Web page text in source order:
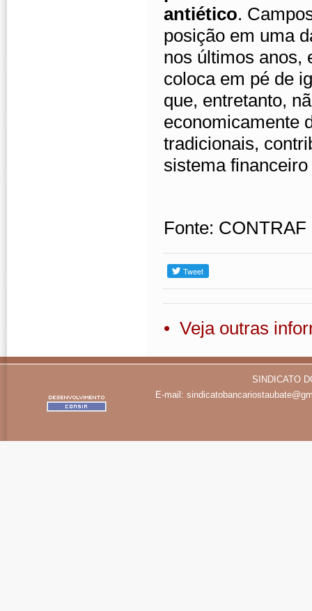
antiético.
posição em uma
nos últimos anos,
coloca em pé de
que, entretanto,
economicamente
tradicionais,
sistema
Fonte: CONTRAF
• Veja outras
SINDICATO
E-mail: